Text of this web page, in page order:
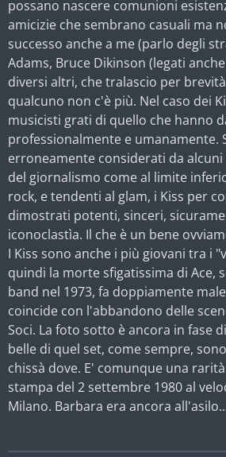
possano nascere comunioni
amicizie che sembrano casuali ma
successo anche a me (parlo degli
Adams, Bruce Dikinson (legati
diversi altri, che tralascio per
qualcuno non c'è più. Nel caso dei
musicisti grati di quello che hanno
professionalmente e umanamente.
erroneamente considerati da
del giornalismo come al limite
rock, e tendenti al glam, i Kiss per
dimostrati potenti, sinceri,
iconoclastìa. Il che è un bene
I Kiss sono anche i più giovani tra i
quindi la morte sfigatissima di Ace,
band nel 1973, fa doppiamente
coincide con l'abbandono delle
Soci. La foto sotto è ancora in fase
belle di quel set, come sempre,
chissà dove. E' comunque una
stampa del 2 settembre 1980 al
Milano. Barbara era ancora